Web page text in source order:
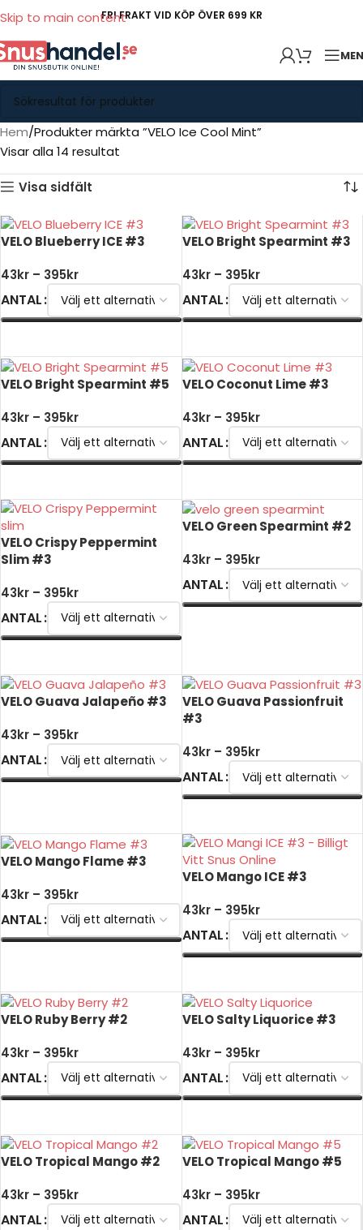
Skip to main contentFRI FRAKT VID KÖP ÖVER 699 KR
Hem Produkter märkta ”VELO Ice Cool Mint”
Visar alla 14 resultat
Visa sidfält
VELO Blueberry ICE #3
43kr – 395kr
ANTAL
VELO Bright Spearmint #3
43kr – 395kr
ANTAL
VELO Bright Spearmint #5
43kr – 395kr
ANTAL
VELO Coconut Lime #3
43kr – 395kr
ANTAL
VELO Crispy Peppermint
Slim #3
43kr – 395kr
ANTAL
VELO Green Spearmint #2
43kr – 395kr
ANTAL
VELO Guava Jalapeño #3
43kr – 395kr
ANTAL
VELO Guava Passionfruit
#3
43kr – 395kr
ANTAL
VELO Mango Flame #3
43kr – 395kr
ANTAL
VELO Mango ICE #3
43kr – 395kr
ANTAL
VELO Ruby Berry #2
43kr – 395kr
ANTAL
VELO Salty Liquorice #3
43kr – 395kr
ANTAL
VELO Tropical Mango #2
43kr – 395kr
ANTAL
VELO Tropical Mango #5
43kr – 395kr
ANTAL